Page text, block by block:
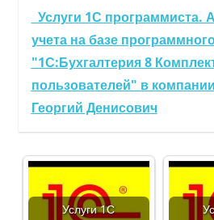
Услуги 1С программиста.
учета на базе
"1С:Бухгалтерия 8
пользователей" в
Георгий Денисович
Услуги 1С